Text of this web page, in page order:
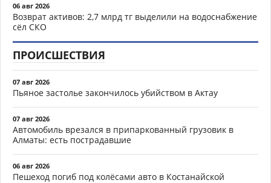
06 авг 2026
Возврат активов: 2,7 млрд тг выделили на водоснабжение
сёл СКО
ПРОИСШЕСТВИЯ
07 авг 2026
Пьяное застолье закончилось убийством в Актау
07 авг 2026
Автомобиль врезался в припаркованный грузовик в
Алматы: есть пострадавшие
06 авг 2026
Пешеход погиб под колёсами авто в Костанайской